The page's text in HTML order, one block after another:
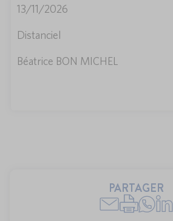
13/11/2026
Distanciel
Béatrice BON MICHEL
PARTAGER